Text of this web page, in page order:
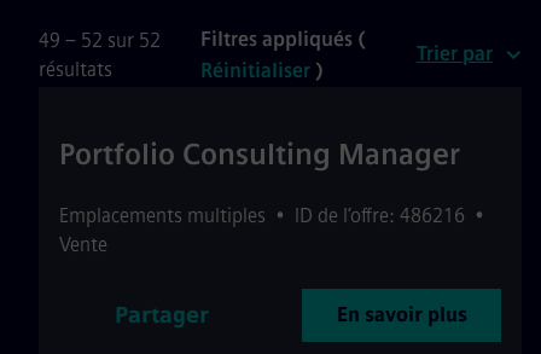
49 – 52 sur 52
résultats
Filtres appliqués (
Réinitialiser )
Trier par
Portfolio Consulting Manager
Emplacements multiples • ID de l’offre: 486216 •
Vente
Partager En savoir plus